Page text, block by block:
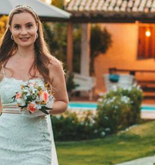
1934 234